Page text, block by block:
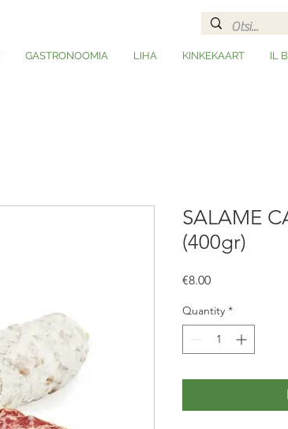
GASTRONOOMIA LIHA KINKEKAART IL
SALAME
(400gr)
€8.00Price
Quantity *